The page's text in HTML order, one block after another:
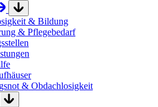
& Bildung
& Pflegebedarf
& Obdachlosigkeit